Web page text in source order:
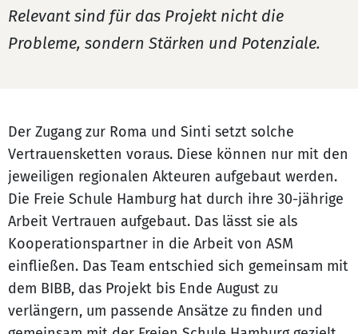
Relevant sind für das Projekt nicht die
Probleme, sondern Stärken und Potenziale.
Der Zugang zur Roma und Sinti setzt solche
Vertrauensketten voraus. Diese können nur mit den
jeweiligen regionalen Akteuren aufgebaut werden.
Die Freie Schule Hamburg hat durch ihre 30-jährige
Arbeit Vertrauen aufgebaut. Das lässt sie als
Kooperationspartner in die Arbeit von ASM
einfließen. Das Team entschied sich gemeinsam mit
dem BIBB, das Projekt bis Ende August zu
verlängern, um passende Ansätze zu finden und